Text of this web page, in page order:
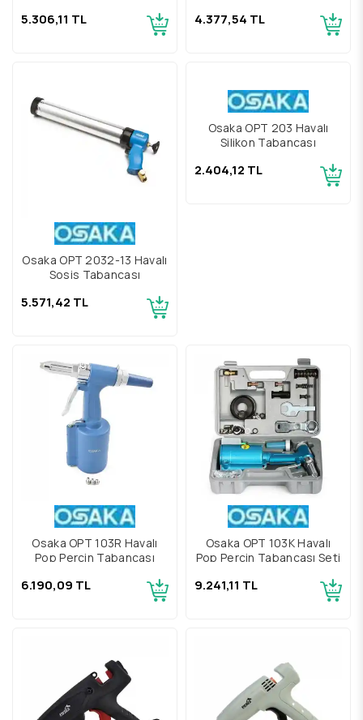
5.306,11 TL 4.377,54 TL
Osaka OPT 2032-13 Havalı
Sosis Tabancası
5.571,42 TL
Osaka OPT 103R Havalı
Pop Perçin Tabancası
6.190,09 TL
Osaka OPT 103K Havalı
Pop Perçin Tabancası Seti
9.241,11 TL